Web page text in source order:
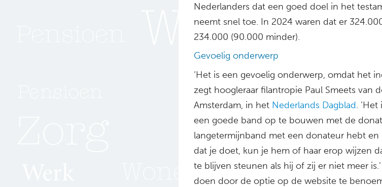
Nederlanders dat een goed doel in het
neemt snel toe. In 2024 waren dat er
234.000 (90.000 minder).
Gevoelig onderwerp
‘Het is een gevoelig onderwerp, omdat het
zegt hoogleraar filantropie Paul Smeets van
Amsterdam, in het Nederlands Dagblad.
een goede band op te bouwen met de
langetermijnband met een donateur hebt
dat je doet, kun je hem of haar erop wijzen
te blijven steunen als hij of zij er niet meer
doen door de optie op de website te